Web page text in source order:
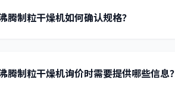
腾制粒干燥机如何确认规格？
腾制粒干燥机询价时需要提供哪些信息？